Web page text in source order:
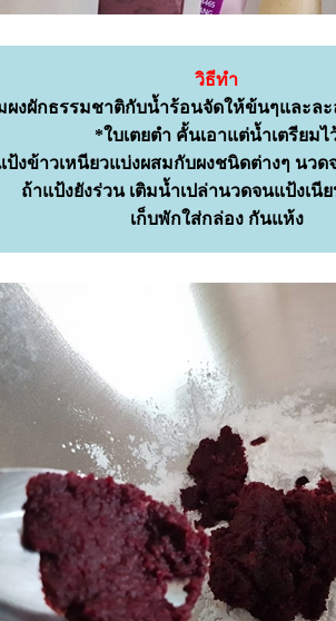
วิธีทำ
ผงผักธรรมชาติกับน้ำร้อนจัดให้ข้นๆและละ
*ใบเตยตำ คั้นเอาแต่น้ำเตรียมไ
ป้งข้าวเหนียวแบ่งผสมกับผงชนิดต่างๆ นวด
ถ้าแป้งยังร่วน เติมน้ำเปล่านวดจนแป้งเนี
เก็บพักใส่กล่อง กันแห้ง